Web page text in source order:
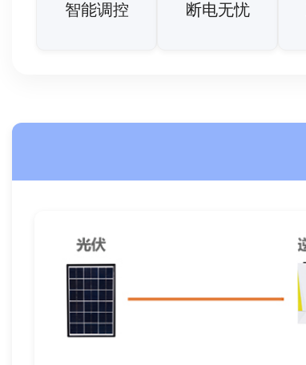
智能调控 断电无忧